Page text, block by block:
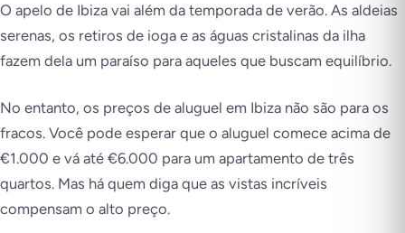
O apelo de Ibiza vai além da temporada de verão. As aldeias
serenas, os retiros de ioga e as águas cristalinas da ilha
fazem dela um paraíso para aqueles que buscam equilíbrio.
No entanto, os preços de aluguel em Ibiza não são para os
fracos. Você pode esperar que o aluguel comece acima de
€1.000 e vá até €6.000 para um apartamento de três
quartos. Mas há quem diga que as vistas incríveis
compensam o alto preço.